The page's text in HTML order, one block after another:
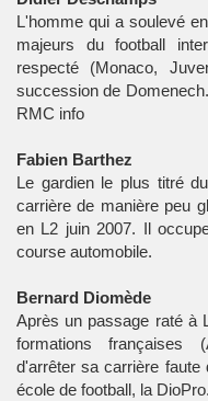
L'homme qui a soulevé
majeurs du football
respecté (Monaco,
succession de
RMC info
Fabien Barthez
Le gardien le plus titré
carrière de manière peu
en L2 juin 2007. Il
course automobile.
Bernard Diomède
Après un passage raté à
formations françaises
d'arrêter sa carrière faute
école de football, la DioPro.